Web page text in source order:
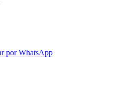
por WhatsApp